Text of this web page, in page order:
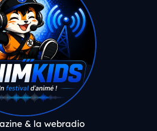
& la webradio